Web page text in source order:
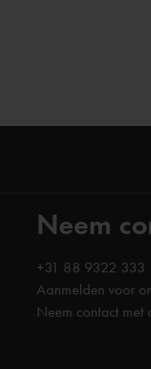
Neem
+31 88 9322 333
Aanmelden voor
Neem contact met